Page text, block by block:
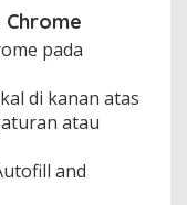
pada
di kanan atas
atau
and